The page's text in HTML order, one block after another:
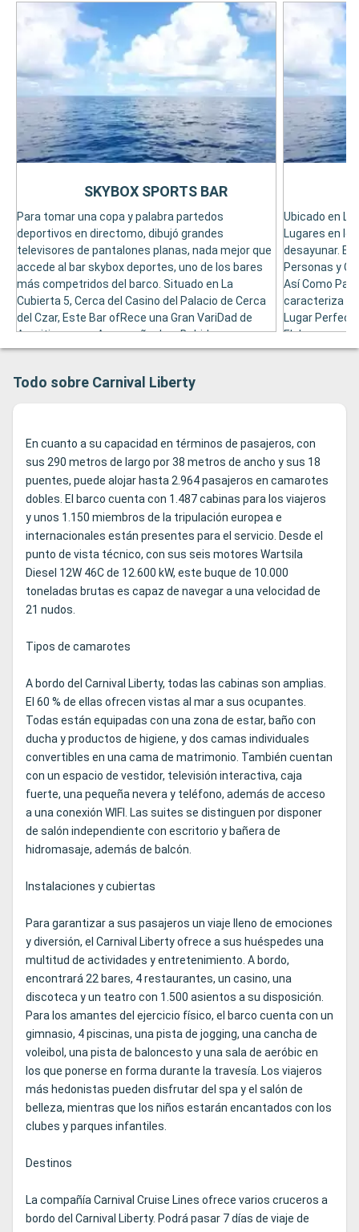
Para tomar una copa y palabra partedos
deportivos en directomo, dibujó grandes
televisores de pantalones planas, nada mejor que
accede al bar skybox deportes, uno de los bares
más competridos del barco. Situado en La
Cubierta 5, Cerca del Casino del Palacio de Cerca
del Czar, Este Bar ofRece una Gran VariDad de
Aperitivos para Apompañar Las Bebidas.
SKYBOX SPORTS BAR
Ubicado en La
Lugares en
desayunar.
Personas y
Así Como
caracteriza
Lugar
Elebrar
Todo sobre Carnival Liberty
En cuanto a su capacidad en términos de pasajeros, con
sus 290 metros de largo por 38 metros de ancho y sus 18
puentes, puede alojar hasta 2.964 pasajeros en camarotes
dobles. El barco cuenta con 1.487 cabinas para los viajeros
y unos 1.150 miembros de la tripulación europea e
internacionales están presentes para el servicio. Desde el
punto de vista técnico, con sus seis motores Wartsila
Diesel 12W 46C de 12.600 kW, este buque de 10.000
toneladas brutas es capaz de navegar a una velocidad de
21 nudos.
Tipos de camarotes
A bordo del Carnival Liberty, todas las cabinas son amplias.
El 60 % de ellas ofrecen vistas al mar a sus ocupantes.
Todas están equipadas con una zona de estar, baño con
ducha y productos de higiene, y dos camas individuales
convertibles en una cama de matrimonio. También cuentan
con un espacio de vestidor, televisión interactiva, caja
fuerte, una pequeña nevera y teléfono, además de acceso
a una conexión WIFI. Las suites se distinguen por disponer
de salón independiente con escritorio y bañera de
hidromasaje, además de balcón.
Instalaciones y cubiertas
Para garantizar a sus pasajeros un viaje lleno de emociones
y diversión, el Carnival Liberty ofrece a sus huéspedes una
multitud de actividades y entretenimiento. A bordo,
encontrará 22 bares, 4 restaurantes, un casino, una
discoteca y un teatro con 1.500 asientos a su disposición.
Para los amantes del ejercicio físico, el barco cuenta con un
gimnasio, 4 piscinas, una pista de jogging, una cancha de
voleibol, una pista de baloncesto y una sala de aeróbic en
los que ponerse en forma durante la travesía. Los viajeros
más hedonistas pueden disfrutar del spa y el salón de
belleza, mientras que los niños estarán encantados con los
clubes y parques infantiles.
Destinos
La compañía Carnival Cruise Lines ofrece varios cruceros a
bordo del Carnival Liberty. Podrá pasar 7 días de viaje de